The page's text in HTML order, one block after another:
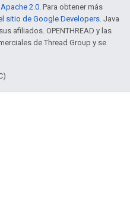
2.0. Para obtener más
sitio de Google Developers. Java
afiliados. OPENTHREAD y las
de Thread Group y se